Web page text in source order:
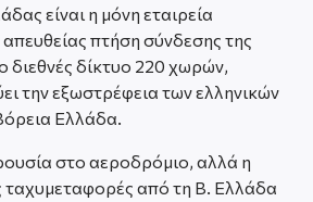
είναι η μόνη εταιρεία
πτήση σύνδεσης της
διεθνές δίκτυο 220 χωρών,
την εξωστρέφεια των ελληνικών
Ελλάδα.
στο αεροδρόμιο, αλλά η
ταχυμεταφορές από τη Β. Ελλάδα